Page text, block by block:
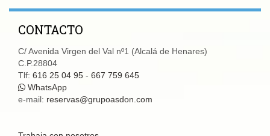
CONTACTO
C/ Avenida Virgen del Val nº1 (Alcalá de Henares)
C.P.28804
Tlf: 616 25 04 95 - 667 759 645
WhatsApp
e-mail: reservas@grupoasdon.com